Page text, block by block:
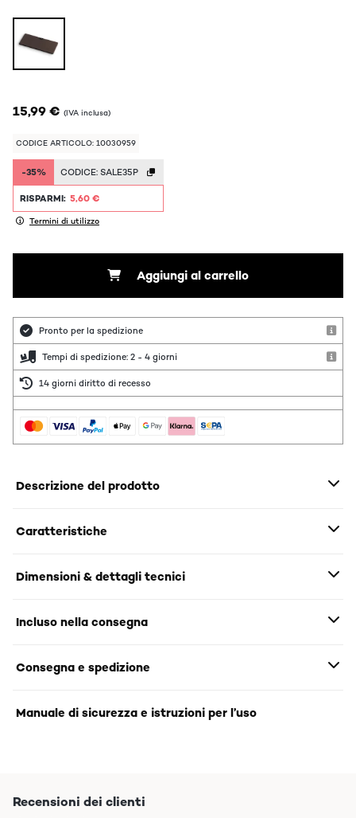
15,99 € (IVA inclusa)
CODICE ARTICOLO: 10030959
-35% CODICE: SALE35P
RISPARMI: 5,60 €
Termini di utilizzo
Aggiungi al carrello
Pronto per la spedizione
Tempi di spedizione: 2 - 4 giorni
14 giorni diritto di recesso
Descrizione del prodotto
Caratteristiche
Dimensioni & dettagli tecnici
Incluso nella consegna
Consegna e spedizione
Manuale di sicurezza e istruzioni per l’uso
Recensioni dei clienti